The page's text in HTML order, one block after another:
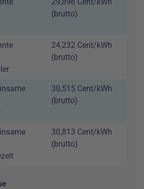
(brutto)
24,232 Cent/kWh
(brutto)
30,515 Cent/kWh
(brutto)
30,813 Cent/kWh
(brutto)